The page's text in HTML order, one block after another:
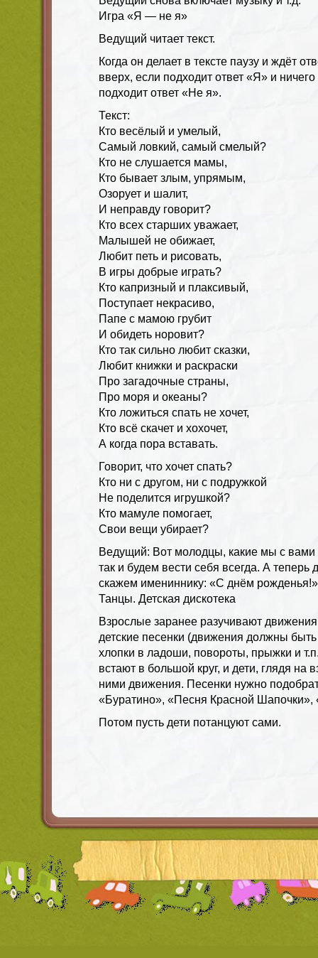
Игра «Я — не я»
Ведущий читает текст.
Когда он делает в тексте паузу и ждёт
вверх, если подходит ответ «Я» и
подходит ответ «Не я».
Текст:
Кто весёлый и умелый,
Самый ловкий, самый смелый?
Кто не слушается мамы,
Кто бывает злым, упрямым,
Озорует и шалит,
И неправду говорит?
Кто всех старших уважает,
Малышей не обижает,
Любит петь и рисовать,
В игры добрые играть?
Кто капризный и плаксивый,
Поступает некрасиво,
Папе с мамою грубит
И обидеть норовит?
Кто так сильно любит сказки,
Любит книжки и раскраски
Про загадочные страны,
Про моря и океаны?
Кто ложиться спать не хочет,
Кто всё скачет и хохочет,
А когда пора вставать.
Говорит, что хочет спать?
Кто ни с другом, ни с подружкой
Не поделится игрушкой?
Кто мамуле помогает,
Свои вещи убирает?
Ведущий: Вот молодцы, какие мы с
так и будем вести себя всегда. А теперь
скажем имениннику: «С днём рожденья!»
Танцы. Детская дискотека
Взрослые заранее разучивают
детские песенки (движения должны
хлопки в ладоши, повороты, прыжки и
встают в большой круг, и дети, глядя на
ними движения. Песенки нужно
«Буратино», «Песня Красной
Потом пусть дети потанцуют сами.